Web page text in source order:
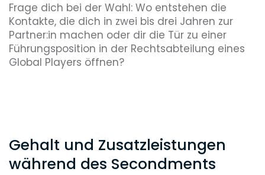
Frage dich bei der Wahl: Wo entstehen die
Kontakte, die dich in zwei bis drei Jahren zur
Partner:in machen oder dir die Tür zu einer
Führungsposition in der Rechtsabteilung eines
Global Players öffnen?
Gehalt und Zusatzleistungen
während des Secondments